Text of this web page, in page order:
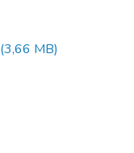
(3,66 MB)